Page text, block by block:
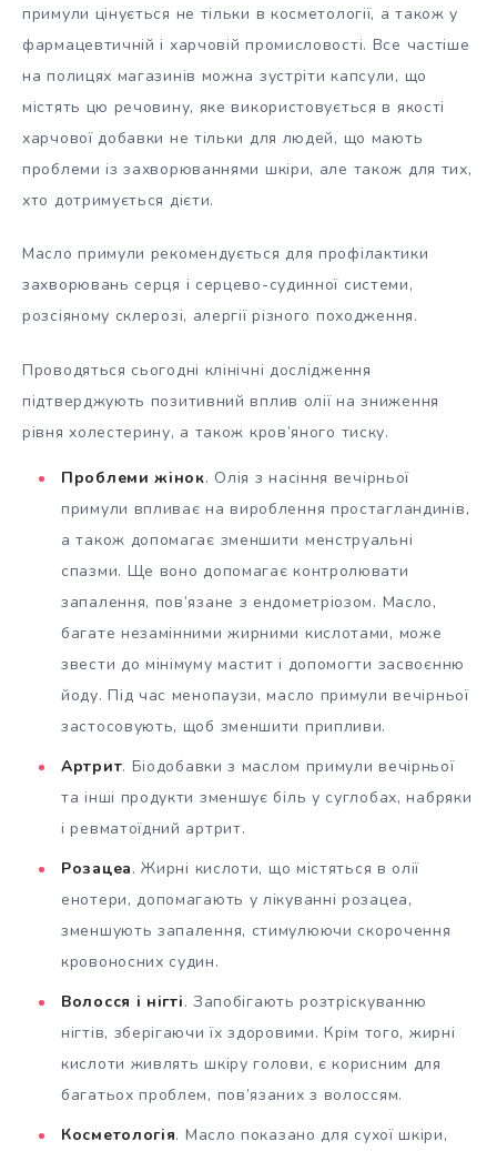
примули цінується не тільки в косметології, а також у
фармацевтичній і харчовій промисловості. Все частіше
на полицях магазинів можна зустріти капсули, що
містять цю речовину, яке використовується в якості
харчової добавки не тільки для людей, що мають
проблеми із захворюваннями шкіри, але також для тих,
хто дотримується дієти.
Масло примули рекомендується для профілактики
захворювань серця і серцево-судинної системи,
розсіяному склерозі, алергії різного походження.
Проводяться сьогодні клінічні дослідження
підтверджують позитивний вплив олії на зниження
рівня холестерину, а також кров’яного тиску.
Проблеми жінок. Олія з насіння вечірньої
примули впливає на вироблення простагландинів,
а також допомагає зменшити менструальні
спазми. Ще воно допомагає контролювати
запалення, пов’язане з ендометріозом. Масло,
багате незамінними жирними кислотами, може
звести до мінімуму мастит і допомогти засвоєнню
йоду. Під час менопаузи, масло примули вечірньої
застосовують, щоб зменшити припливи.
Артрит. Біодобавки з маслом примули вечірньої
та інші продукти зменшує біль у суглобах, набряки
і ревматоїдний артрит.
Розацеа. Жирні кислоти, що містяться в олії
енотери, допомагають у лікуванні розацеа,
зменшують запалення, стимулюючи скорочення
кровоносних судин.
Волосся і нігті. Запобігають розтріскуванню
нігтів, зберігаючи їх здоровими. Крім того, жирні
кислоти живлять шкіру голови, є корисним для
багатьох проблем, пов’язаних з волоссям.
Косметологія. Масло показано для сухої шкіри,